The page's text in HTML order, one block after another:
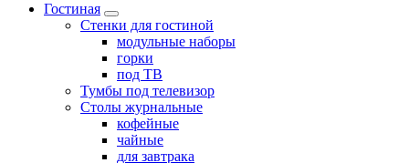
Гостиная
Стенки для гостиной
модульные наборы
горки
под ТВ
Тумбы под телевизор
Столы журнальные
кофейные
чайные
для завтрака